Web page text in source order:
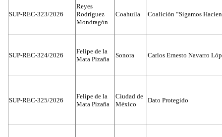
SUP-REC-323/2026
Reyes
Rodríguez
Mondragón
Coahuila Coalición “Sigamos
SUP-REC-324/2026
Felipe de la
Mata Pizaña
Sonora Carlos Ernesto Navarro
SUP-REC-325/2026
Felipe de la
Mata Pizaña
Ciudad de
México
Dato Protegido